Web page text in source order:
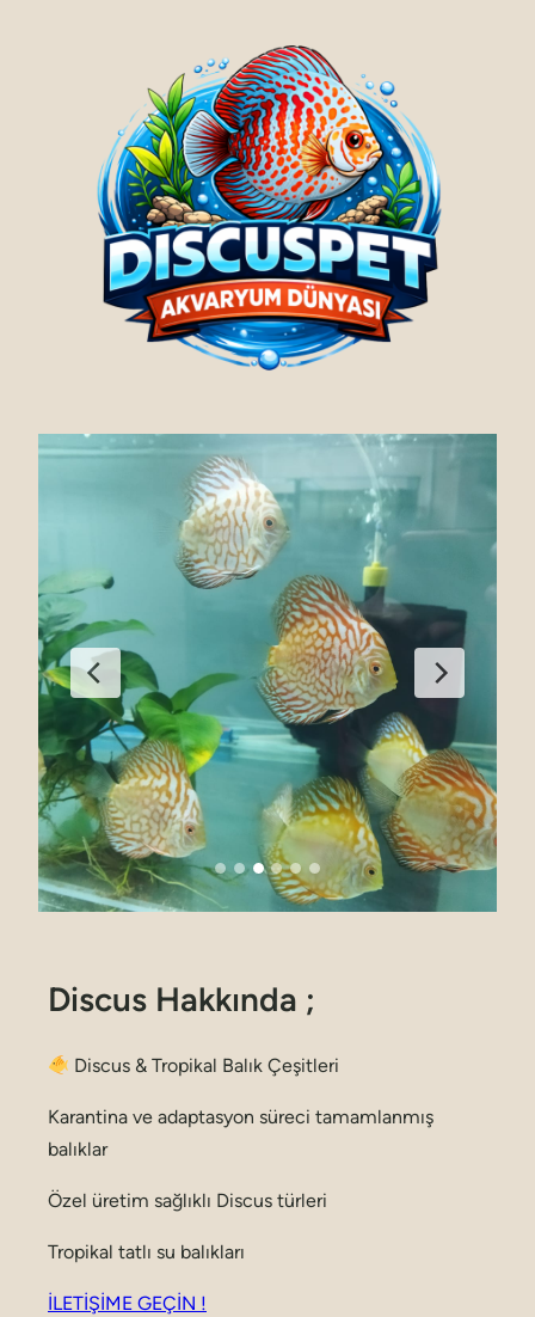
Discus Hakkında ;
Discus & Tropikal Balık Çeşitleri
Karantina ve adaptasyon süreci tamamlanmış
balıklar
Özel üretim sağlıklı Discus türleri
Tropikal tatlı su balıkları
İLETİŞİME GEÇİN !